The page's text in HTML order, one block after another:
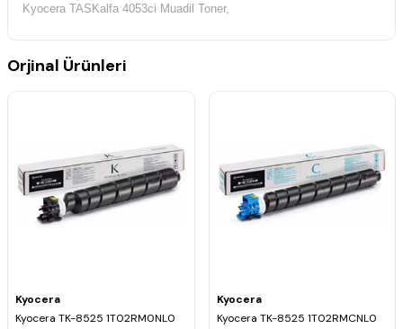
Kyocera TASKalfa 4053ci Muadil Toner,
Orjinal Ürünleri
Kyocera
Kyocera TK-8525 1T02RM0NL0
Kyocera
Kyocera TK-8525 1T02RMCNL0